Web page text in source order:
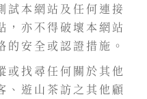
試本網站及任何連接
，亦不得破壞本網站
的安全或認證措施。
或找尋任何關於其他
、遊山茶訪之其他顧